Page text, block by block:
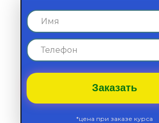
Заказать
*цена при заказе курса